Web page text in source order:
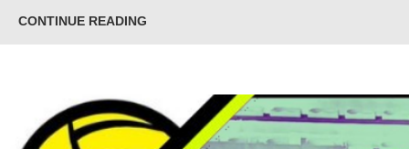
CONTINUE READING